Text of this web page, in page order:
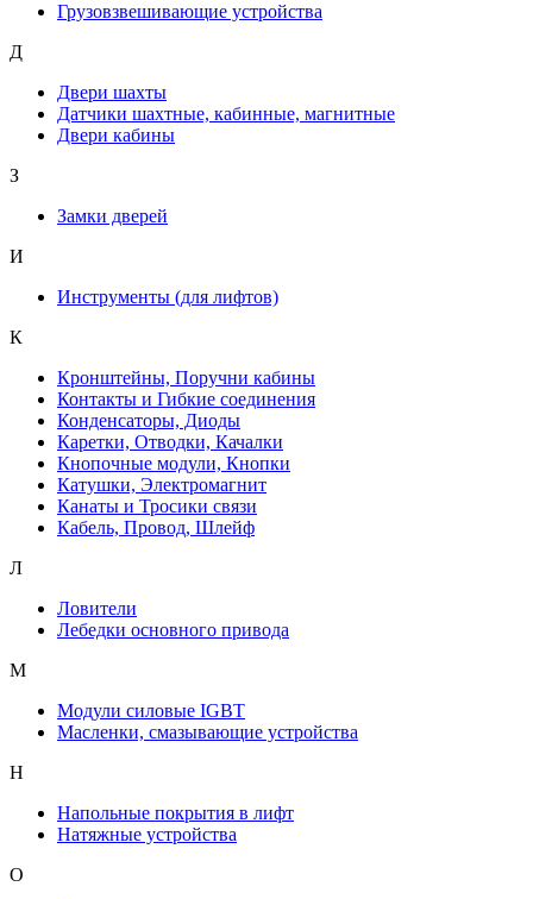
Грузовзвешивающие устройства
Д
Двери шахты
Датчики шахтные, кабинные, магнитные
Двери кабины
З
Замки дверей
И
Инструменты (для лифтов)
К
Кронштейны, Поручни кабины
Контакты и Гибкие соединения
Конденсаторы, Диоды
Каретки, Отводки, Качалки
Кнопочные модули, Кнопки
Катушки, Электромагнит
Канаты и Тросики связи
Кабель, Провод, Шлейф
Л
Ловители
Лебедки основного привода
М
Модули силовые IGBT
Масленки, смазывающие устройства
Н
Напольные покрытия в лифт
Натяжные устройства
О